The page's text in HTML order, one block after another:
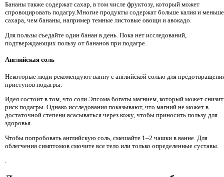
Бананы также содержат сахар, в том числе фруктозу, который может
спровоцировать подагру.Многие продукты содержат больше калия и меньше
сахара, чем бананы, например темные листовые овощи и авокадо.
Для пользы съедайте один банан в день. Пока нет исследований,
подтверждающих пользу от бананов при подагре.
Английская соль
Некоторые люди рекомендуют ванну с английской солью для
приступов подагры.
Идея состоит в том, что соли Эпсома богаты магнием, который может
риск подагры. Однако исследования показывают, что магний не может в
достаточной степени всасываться через кожу, чтобы приносить пользу для
здоровья.
Чтобы попробовать английскую соль, смешайте 1–2 чашки в ванне. Для
облегчения симптомов смочите все тело или только определенные суставы.